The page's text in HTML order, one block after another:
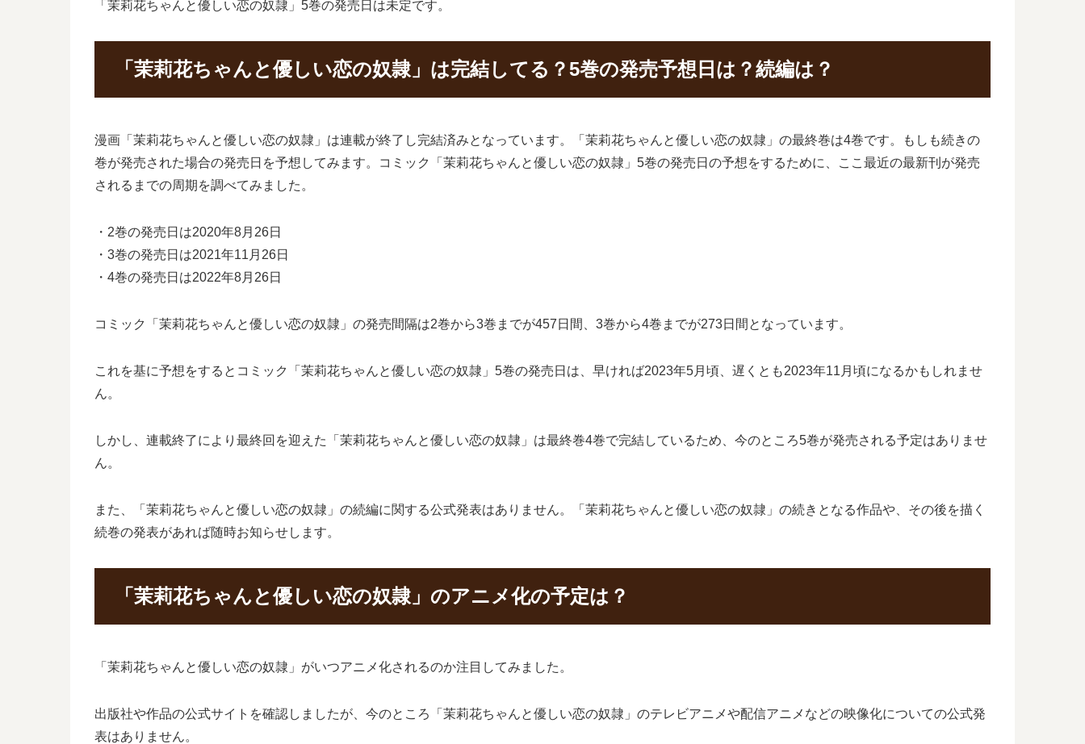
「茉莉花ちゃんと優しい恋の奴隷」5巻の発売日は未定です。
「茉莉花ちゃんと優しい恋の奴隷」は完結してる？5巻の発売予想日は？続編は？
漫画「茉莉花ちゃんと優しい恋の奴隷」は連載が終了し完結済みとなっています。「茉莉花ちゃんと優しい恋の奴隷」の最終巻は4巻です。もしも続きの
巻が発売された場合の発売日を予想してみます。コミック「茉莉花ちゃんと優しい恋の奴隷」5巻の発売日の予想をするために、ここ最近の最新刊が発売
されるまでの周期を調べてみました。
・2巻の発売日は2020年8月26日
・3巻の発売日は2021年11月26日
・4巻の発売日は2022年8月26日
コミック「茉莉花ちゃんと優しい恋の奴隷」の発売間隔は2巻から3巻までが457日間、3巻から4巻までが273日間となっています。
これを基に予想をするとコミック「茉莉花ちゃんと優しい恋の奴隷」5巻の発売日は、早ければ2023年5月頃、遅くとも2023年11月頃になるかもしれませ
ん。
しかし、連載終了により最終回を迎えた「茉莉花ちゃんと優しい恋の奴隷」は最終巻4巻で完結しているため、今のところ5巻が発売される予定はありませ
ん。
また、「茉莉花ちゃんと優しい恋の奴隷」の続編に関する公式発表はありません。「茉莉花ちゃんと優しい恋の奴隷」の続きとなる作品や、その後を描く
続巻の発表があれば随時お知らせします。
「茉莉花ちゃんと優しい恋の奴隷」のアニメ化の予定は？
「茉莉花ちゃんと優しい恋の奴隷」がいつアニメ化されるのか注目してみました。
出版社や作品の公式サイトを確認しましたが、今のところ「茉莉花ちゃんと優しい恋の奴隷」のテレビアニメや配信アニメなどの映像化についての公式発
表はありません。